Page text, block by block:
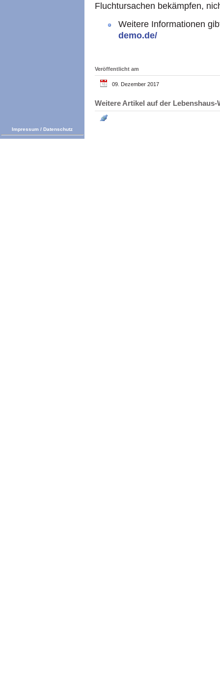
Fluchtursachen bekämpfen,
Weitere Informationen
demo.de/
Veröffentlicht am
09. Dezember 2017
Weitere Artikel auf der
Impressum / Datenschutz